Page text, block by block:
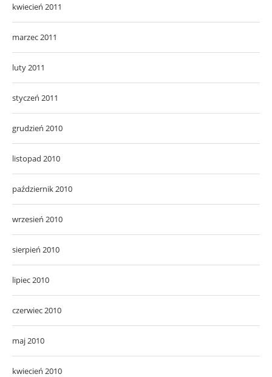
kwiecień 2011
marzec 2011
luty 2011
styczeń 2011
grudzień 2010
listopad 2010
październik 2010
wrzesień 2010
sierpień 2010
lipiec 2010
czerwiec 2010
maj 2010
kwiecień 2010